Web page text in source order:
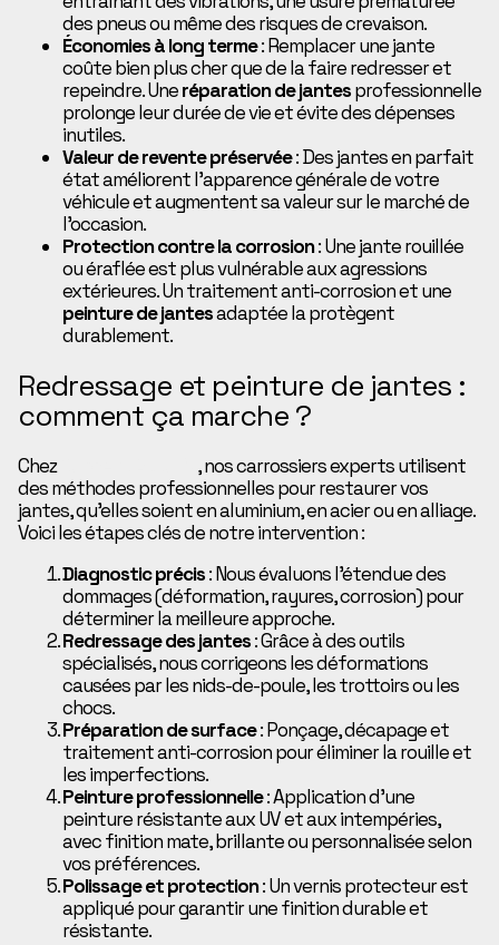
des pneus ou même des risques de crevaison.
Économies à long terme: Remplacer une jante
coûte bien plus cher que de la faire redresser et
repeindre. Uneréparation de jantesprofessionnelle
prolonge leur durée de vie et évite des dépenses
inutiles.
Valeur de revente préservée: Des jantes en parfait
état améliorent l’apparence générale de votre
véhicule et augmentent sa valeur sur le marché de
l’occasion.
Protection contre la corrosion: Une jante rouillée
ou éraflée est plus vulnérable aux agressions
extérieures. Un traitement anti-corrosion et une
peinture de jantesadaptée la protègent
durablement.
Redressage et peinture de jantes :
comment ça marche ?
Chez
, nos carrossiers experts utilisent
des méthodes professionnelles pour restaurer vos
jantes, qu’elles soient en aluminium, en acier ou en alliage.
Voici les étapes clés de notre intervention :
Diagnostic précis: Nous évaluons l’étendue des
dommages (déformation, rayures, corrosion) pour
déterminer la meilleure approche.
Redressage des jantes: Grâce à des outils
spécialisés, nous corrigeons les déformations
causées par les nids-de-poule, les trottoirs ou les
chocs.
Préparation de surface: Ponçage, décapage et
traitement anti-corrosion pour éliminer la rouille et
les imperfections.
Peinture professionnelle: Application d’une
peinture résistante aux UV et aux intempéries,
avec finition mate, brillante ou personnalisée selon
vos préférences.
Polissage et protection: Un vernis protecteur est
appliqué pour garantir une finition durable et
résistante.